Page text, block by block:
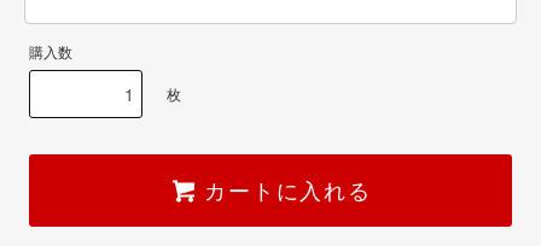
購入数
枚
カートに入れる